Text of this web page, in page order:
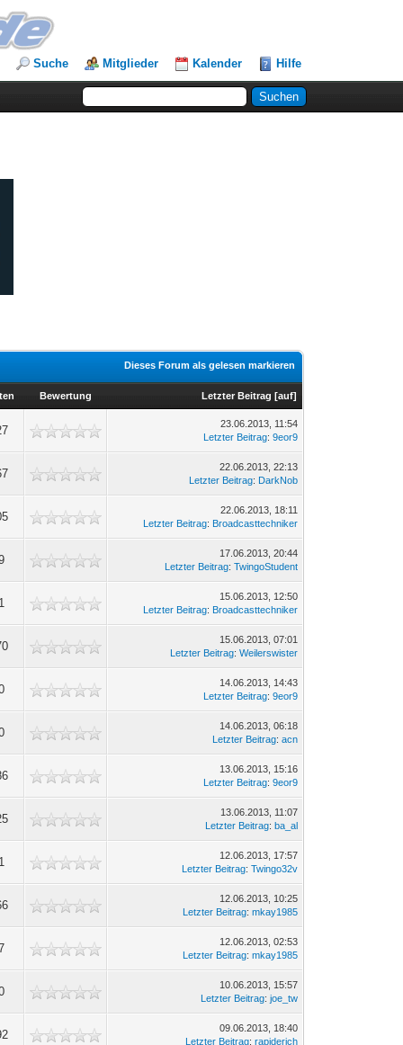
Suche Mitglieder Kalender Hilfe
Dieses Forum als gelesen markieren
Bewertung Letzter Beitrag [auf]
23.06.2013, 11:54
Letzter Beitrag:9eor9
22.06.2013, 22:13
Letzter Beitrag: DarkNob
22.06.2013, 18:11
Letzter Beitrag: Broadcasttechniker
17.06.2013, 20:44
Letzter Beitrag:TwingoStudent
15.06.2013, 12:50
Letzter Beitrag: Broadcasttechniker
15.06.2013, 07:01
Letzter Beitrag:Weilerswister
14.06.2013, 14:43
Letzter Beitrag:9eor9
14.06.2013, 06:18
Letzter Beitrag:acn
13.06.2013, 15:16
Letzter Beitrag:9eor9
13.06.2013, 11:07
Letzter Beitrag:ba_al
12.06.2013, 17:57
Letzter Beitrag:Twingo32v
12.06.2013, 10:25
Letzter Beitrag:mkay1985
12.06.2013, 02:53
Letzter Beitrag:mkay1985
10.06.2013, 15:57
Letzter Beitrag:joe_tw
09.06.2013, 18:40
Letzter Beitrag:rapiderich